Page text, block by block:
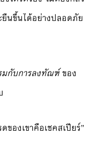
ยืนขึ้นได้อย่างปลอดภัย
มกับการลงทัณฑ์ของ
องเขาคือเชคสเปียร์”